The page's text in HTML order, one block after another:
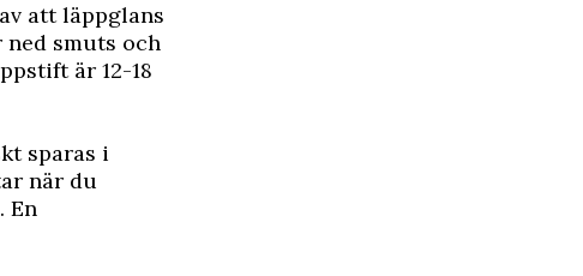
att läppglans
smuts och
är 12-18
sparas i
när du
En